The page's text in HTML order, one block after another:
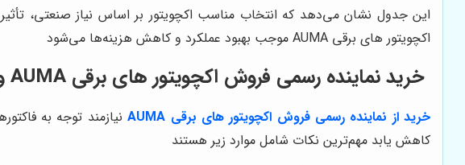
این جدول نشان می‌دهد که انتخاب مناسب اکچویتور بر اساس نیاز صنعتی،
اکچویتور های برقی AUMA موجب بهبود عملکرد و کاهش هزینه‌ها می‌شود
خرید نماینده رسمی فروش اکچویتور های برقی AUMA و نکات تخصصی
خرید از نماینده رسمی فروش اکچویتور های برقی AUMA
نیازمند توجه به
کاهش یابد مهم‌ترین نکات شامل موارد زیر هستند